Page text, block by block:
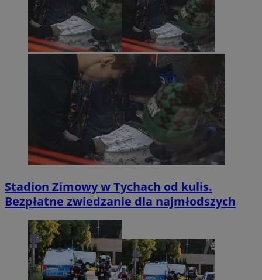
Stadion Zimowy w Tychach od kulis.
Bezpłatne zwiedzanie dla najmłodszych